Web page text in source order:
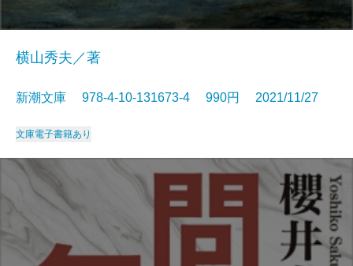
横山秀夫／著
新潮文庫 978-4-10-131673-4 990円 2021/11/27
文庫電子書籍あり